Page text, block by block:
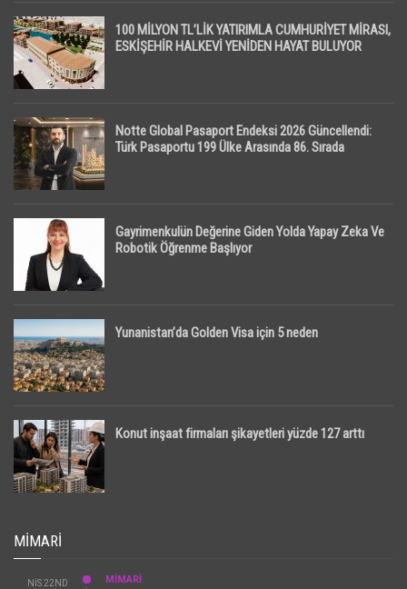
100 MİLYON TL’LİK YATIRIMLA CUMHURİYET MİRASI,
ESKİŞEHİR HALKEVİ YENİDEN HAYAT BULUYOR
Notte Global Pasaport Endeksi 2026 Güncellendi:
Türk Pasaportu 199 Ülke Arasında 86. Sırada
Gayrimenkulün Değerine Giden Yolda Yapay Zeka Ve
Robotik Öğrenme Başlıyor
Yunanistan’da Golden Visa için 5 neden
Konut inşaat firmaları şikayetleri yüzde 127 arttı
MIMARI
NIS 22ND
MİMARİ